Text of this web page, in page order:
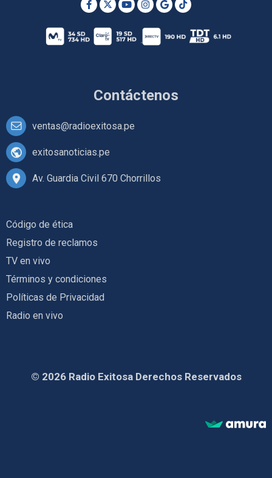
Contáctenos
ventas@radioexitosa.pe
exitosanoticias.pe
Av. Guardia Civil 670 Chorrillos
Código de ética
Registro de reclamos
TV en vivo
Términos y condiciones
Políticas de Privacidad
Radio en vivo
© 2026 Radio Exitosa Derechos Reservados